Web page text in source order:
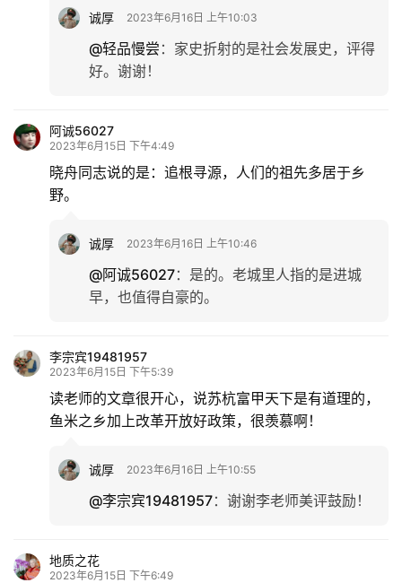
诚厚 2023年6月16日 上午10:03
@轻品慢尝 ： 家史折射的是社会发展史，评得
好。谢谢！
阿诚56027
2023年6月15日 下午4:49
晓舟同志说的是：追根寻源，人们的祖先多居于乡
野。
诚厚 2023年6月16日 上午10:46
@阿诚56027： 是的。老城里人指的是进城
早，也值得自豪的。
李宗宾19481957
2023年6月15日 下午5:39
读老师的文章很开心，说苏杭富甲天下是有道理的，
鱼米之乡加上改革开放好政策，很羡慕啊！
诚厚 2023年6月16日 上午10:55
@李宗宾19481957： 谢谢李老师美评鼓励！
地质之花
2023年6月15日 下午6:49